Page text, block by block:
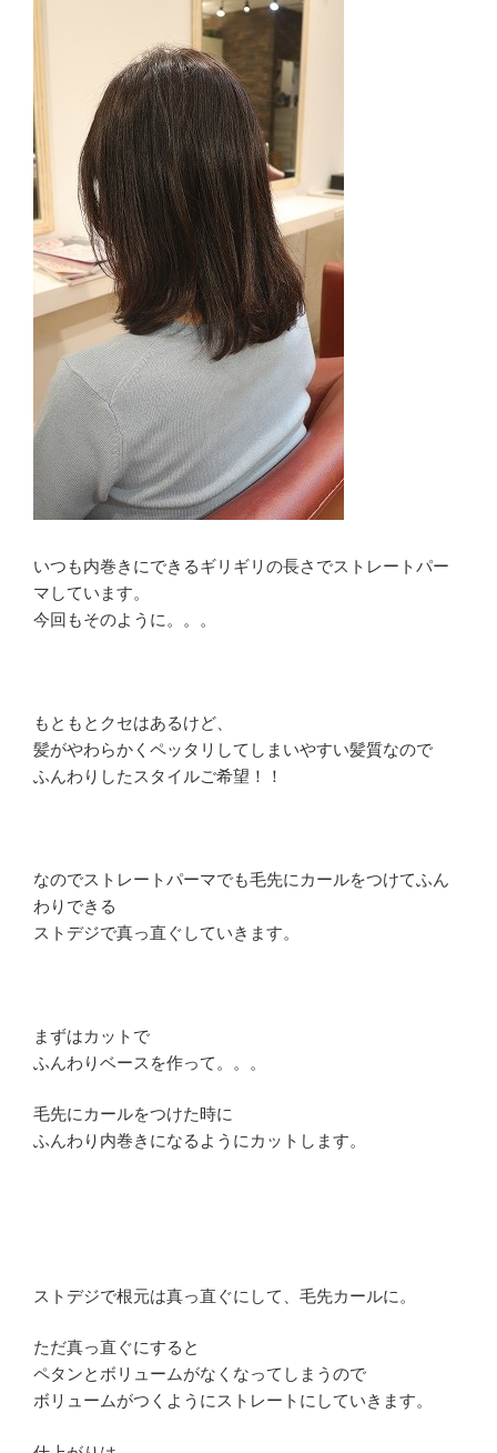
いつも内巻きにできるギリギリの長さでストレートパー
マしています。
今回もそのように。。。
もともとクセはあるけど、
髪がやわらかくペッタリしてしまいやすい髪質なので
ふんわりしたスタイルご希望！！
なのでストレートパーマでも毛先にカールをつけてふん
わりできる
ストデジで真っ直ぐしていきます。
まずはカットで
ふんわりベースを作って。。。
毛先にカールをつけた時に
ふんわり内巻きになるようにカットします。
ストデジで根元は真っ直ぐにして、毛先カールに。
ただ真っ直ぐにすると
ペタンとボリュームがなくなってしまうので
ボリュームがつくようにストレートにしていきます。